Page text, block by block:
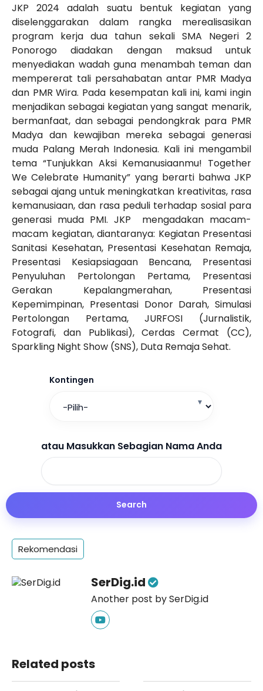
JKP 2024 adalah suatu bentuk kegiatan yang
diselenggarakan dalam rangka merealisasikan
program kerja dua tahun sekali SMA Negeri 2
Ponorogo diadakan dengan maksud untuk
menyediakan wadah guna menambah teman dan
mempererat tali persahabatan antar PMR Madya
dan PMR Wira. Pada kesempatan kali ini, kami ingin
menjadikan sebagai kegiatan yang sangat menarik,
bermanfaat, dan sebagai pendongkrak para PMR
Madya dan kewajiban mereka sebagai generasi
muda Palang Merah Indonesia. Kali ini mengambil
tema “Tunjukkan Aksi Kemanusiaanmu! Together
We Celebrate Humanity” yang berarti bahwa JKP
sebagai ajang untuk meningkatkan kreativitas, rasa
kemanusiaan, dan rasa peduli terhadap sosial para
generasi muda PMI. JKP mengadakan macam-
macam kegiatan, diantaranya: Kegiatan Presentasi
Sanitasi Kesehatan, Presentasi Kesehatan Remaja,
Presentasi Kesiapsiagaan Bencana, Presentasi
Penyuluhan Pertolongan Pertama, Presentasi
Gerakan Kepalangmerahan, Presentasi
Kepemimpinan, Presentasi Donor Darah, Simulasi
Pertolongan Pertama, JURFOSI (Jurnalistik,
Fotografi, dan Publikasi), Cerdas Cermat (CC),
Sparkling Night Show (SNS), Duta Remaja Sehat.
Kontingen
atau Masukkan Sebagian Nama Anda
Rekomendasi
SerDig.id
Another post by SerDig.id
Related posts